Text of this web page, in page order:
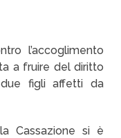
l’accoglimento
a fruire del diritto
figli affetti da
Cassazione si è